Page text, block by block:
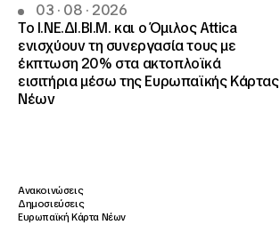
03 · 08 · 2026
Το Ι.ΝΕ.ΔΙ.ΒΙ.Μ. και o Όμιλος Attica
ενισχύουν τη συνεργασία τους με
έκπτωση 20% στα ακτοπλοϊκά
εισιτήρια μέσω της Ευρωπαϊκής Κάρτας
Νέων
Ανακοινώσεις
Δημοσιεύσεις
Ευρωπαϊκή Κάρτα Νέων